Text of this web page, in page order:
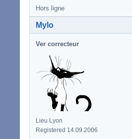
Hors ligne
Mylo
Ver correcteur
Lieu Lyon
Registered 14.09.2006